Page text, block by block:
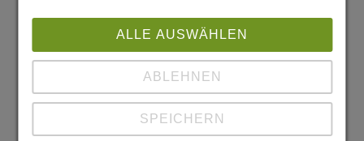
staunen: Die Kita Dr.-C.-Otto-Straße der
Outlaw gGmbH in Bochum ist jetzt offiziell
als „Zertifizierte Kita“ von der Stiftung
Kinder forschen ausgezeichnet…
weiterlesen
ALLE AUSWÄHLEN
ABLEHNEN
SPEICHERN